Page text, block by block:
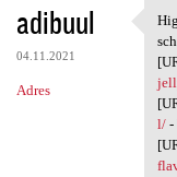
adibuul
04.11.2021
Adres
l/-